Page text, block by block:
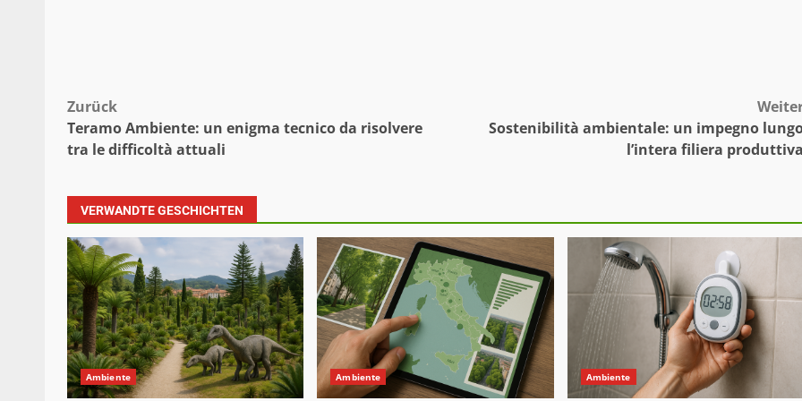
Beitragsnavigation
Zurück
Teramo Ambiente: un enigma tecnico da risolvere
tra le difficoltà attuali
Sostenibilità ambientale: un impegno
l’intera filiera produttiva
VERWANDTE GESCHICHTEN
Ambiente Ambiente Ambiente